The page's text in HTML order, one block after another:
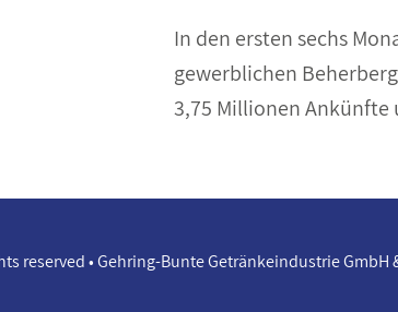
In den ersten sechs
gewerblichen
3,75 Millionen Ankünfte
reserved • Gehring-Bunte Getränkeindustrie GmbH